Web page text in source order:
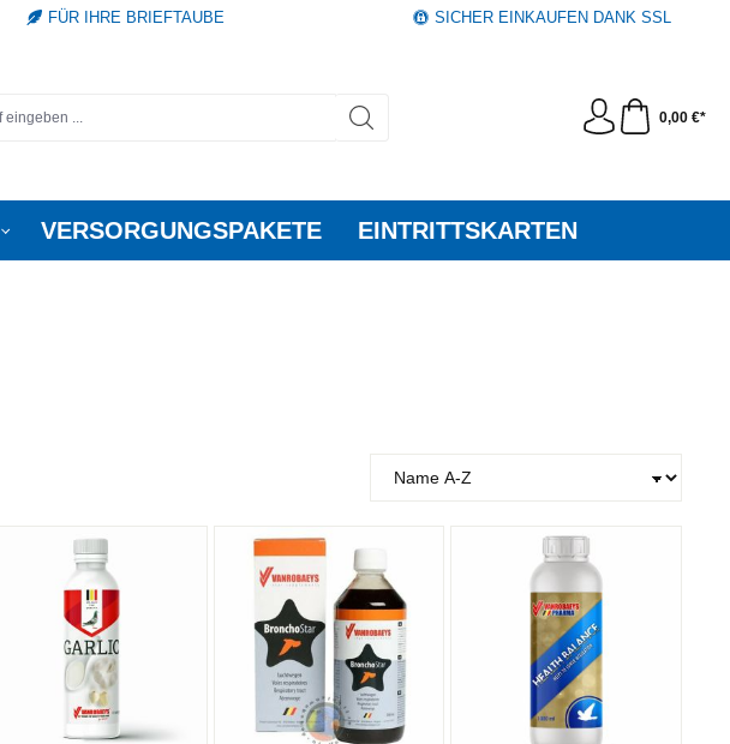
FÜR IHRE BRIEFTAUBE SICHER EINKAUFEN DANK SSL
0,00 €*
VERSORGUNGSPAKETE EINTRITTSKARTEN